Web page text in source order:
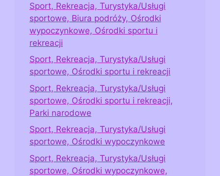
Sport, Rekreacja, Turystyka/Usługi
sportowe, Biura podróży, Ośrodki
wypoczynkowe, Ośrodki sportu i
rekreacji
Sport, Rekreacja, Turystyka/Usługi
sportowe, Ośrodki sportu i rekreacji
Sport, Rekreacja, Turystyka/Usługi
sportowe, Ośrodki sportu i rekreacji,
Parki narodowe
Sport, Rekreacja, Turystyka/Usługi
sportowe, Ośrodki wypoczynkowe
Sport, Rekreacja, Turystyka/Usługi
sportowe, Ośrodki wypoczynkowe,